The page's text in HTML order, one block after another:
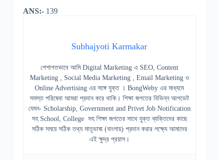
ANS:- 139
Subhajyoti Karmakar
পেশাগতভাবে আমি Digital Marketing এ SEO, Content
Marketing , Social Media Marketing , Email Marketing ও
Online Advertising এর সঙ্গে যুক্ত । BongWeby এর মাধ্যমে
সমস্ত পরিষেবা আমরা প্রদান করে থাকি। শিক্ষা জগতের বিভিন্ন আপডেট
যেমন- Scholarship, Government and Privet Job Notification
সহ School, College সহ শিক্ষা জগতের সাথে যুক্ত ব্যক্তিদের কাছে
সঠিক সময়ে সঠিক তথ্য মাতৃভাষা (বাংলায়) প্রদান করার লক্ষ্যে আমাদের
এই ক্ষুদ্র প্রয়াস।